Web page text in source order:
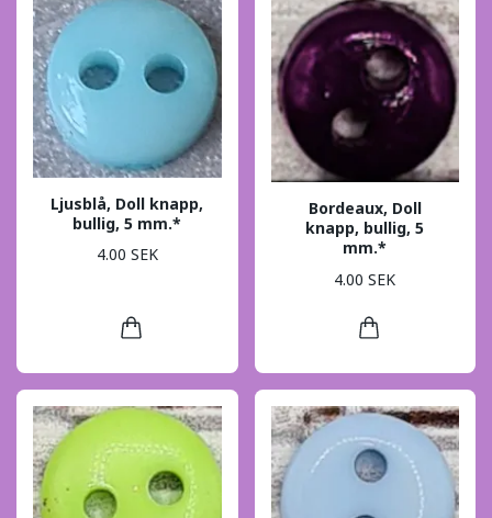
Ljusblå, Doll knapp,
bullig, 5 mm.*
4.00 SEK
Bordeaux, Doll
knapp, bullig, 5
mm.*
4.00 SEK